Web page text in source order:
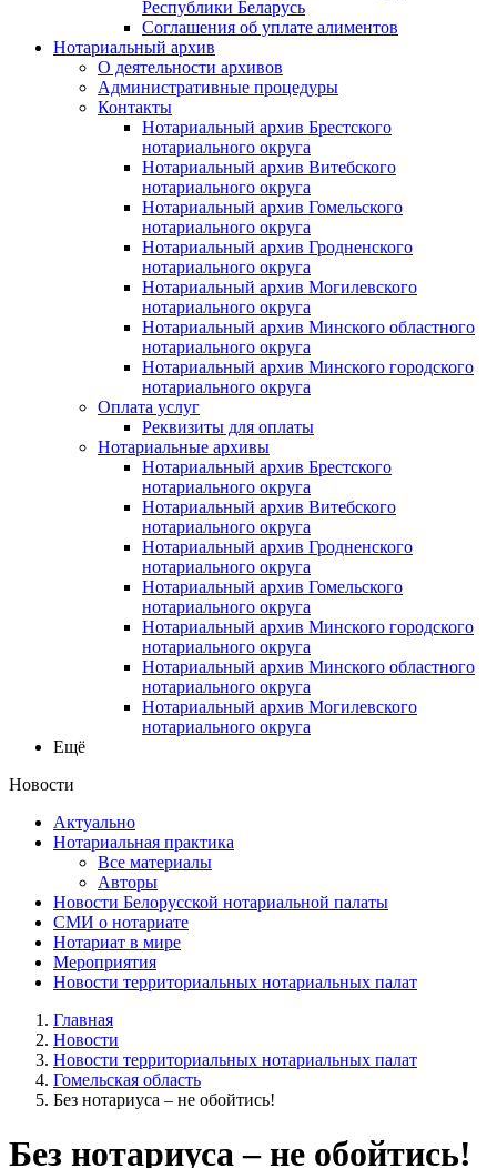
Республики Беларусь
Соглашения об уплате алиментов
Нотариальный архив
О деятельности архивов
Административные процедуры
Контакты
Нотариальный архив Брестского
нотариального округа
Нотариальный архив Витебского
нотариального округа
Нотариальный архив Гомельского
нотариального округа
Нотариальный архив Гродненского
нотариального округа
Нотариальный архив Могилевского
нотариального округа
Нотариальный архив Минского областного
нотариального округа
Нотариальный архив Минского городского
нотариального округа
Оплата услуг
Реквизиты для оплаты
Нотариальные архивы
Нотариальный архив Брестского
нотариального округа
Нотариальный архив Витебского
нотариального округа
Нотариальный архив Гродненского
нотариального округа
Нотариальный архив Гомельского
нотариального округа
Нотариальный архив Минского городского
нотариального округа
Нотариальный архив Минского областного
нотариального округа
Нотариальный архив Могилевского
нотариального округа
Ещё
Новости
Актуально
Нотариальная практика
Все материалы
Авторы
Новости Белорусской нотариальной палаты
СМИ о нотариате
Нотариат в мире
Мероприятия
Новости территориальных нотариальных палат
Главная
Новости
Новости территориальных нотариальных палат
Гомельская область
Без нотариуса – не обойтись!
Без нотариуса – не обойтись!